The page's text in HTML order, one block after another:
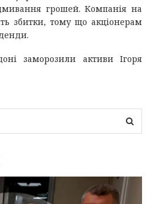
грошей. Компанія на
збитки, тому що акціонерам
заморозили активи Ігоря